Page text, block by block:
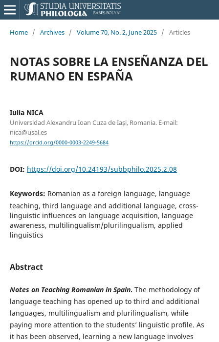
Home / Archives / Volume 70, No. 2, June 2025 / Articles
NOTAS SOBRE LA ENSEÑANZA DEL
RUMANO EN ESPAÑA
Iulia NICA
Universidad Alexandru Ioan Cuza de Iaşi, Romania. E-mail:
nica@usal.es
https://orcid.org/0000-0003-2249-5684
DOI: https://doi.org/10.24193/subbphilo.2025.2.08
Keywords: Romanian as a foreign language, language
teaching, third language and additional language, cross-
linguistic influences on language acquisition, language
awareness, multilingualism/plurilingualism, applied
linguistics
Abstract
Notes on Teaching Romanian in Spain. The methodology of
language teaching has opened up to third and additional
languages, multilingualism and plurilingualism, while
paying more attention to the students’ linguistic profile. As
it has been observed, learning a new language involves